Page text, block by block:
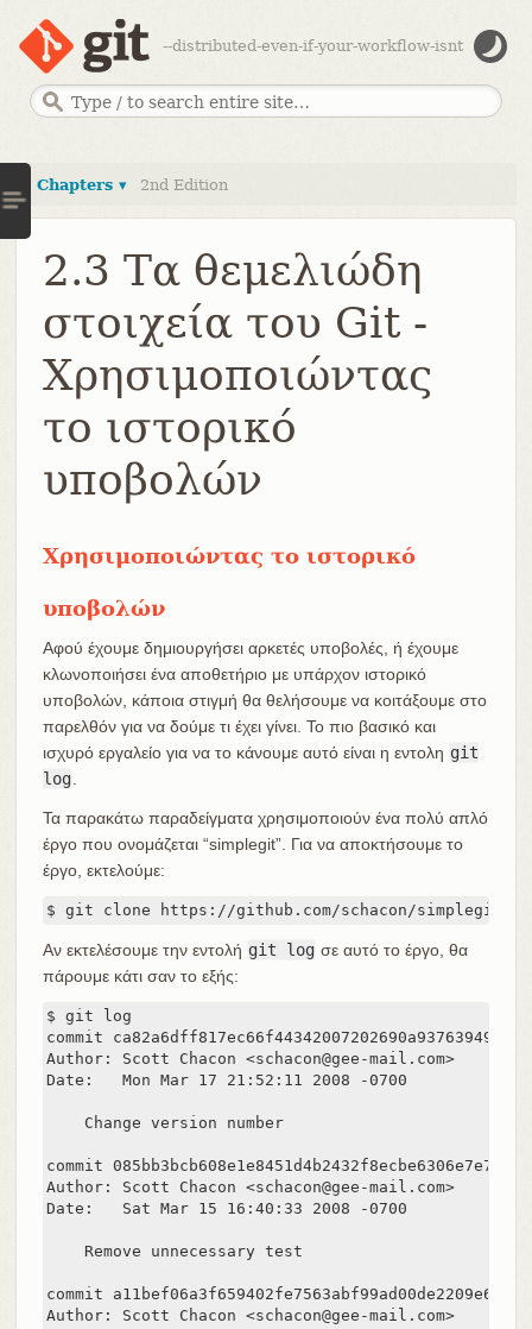
--distributed-even-if-your-workflow-isnt
Chapters ▾ 2nd Edition
2.3 Τα θεμελιώδη
στοιχεία του Git -
Χρησιμοποιώντας
το ιστορικό
υποβολών
Χρησιμοποιώντας το ιστορικό
υποβολών
Αφού έχουμε δημιουργήσει αρκετές υποβολές, ή έχουμε
κλωνοποιήσει ένα αποθετήριο με υπάρχον ιστορικό
υποβολών, κάποια στιγμή θα θελήσουμε να κοιτάξουμε στο
παρελθόν για να δούμε τι έχει γίνει. Το πιο βασικό και
ισχυρό εργαλείο για να το κάνουμε αυτό είναι η εντολη git
log
Τα παρακάτω παραδείγματα χρησιμοποιούν ένα πολύ απλό
έργο που ονομάζεται “simplegit”. Για να αποκτήσουμε το
έργο, εκτελούμε:
$ git clone https://github.com/schacon/simplegit-
Αν εκτελέσουμε την εντολή git log σε αυτό το έργο, θα
πάρουμε κάτι σαν το εξής:
$ git log
commit ca82a6dff817ec66f44342007202690a93763949
Author: Scott Chacon <schacon@gee-mail.com>
Date:   Mon Mar 17 21:52:11 2008 -0700
    Change version number
commit 085bb3bcb608e1e8451d4b2432f8ecbe6306e7e7
Author: Scott Chacon <schacon@gee-mail.com>
Date:   Sat Mar 15 16:40:33 2008 -0700
    Remove unnecessary test
commit a11bef06a3f659402fe7563abf99ad00de2209e6
Author: Scott Chacon <schacon@gee-mail.com>